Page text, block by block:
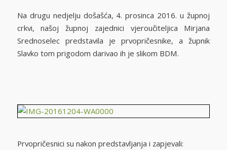
Na drugu nedjelju došašća, 4. prosinca 2016. u župnoj
crkvi, našoj župnoj zajednici vjeroučiteljica Mirjana
Srednoselec predstavila je prvopričesnike, a župnik
Slavko tom prigodom darivao ih je slikom BDM.
Prvopričesnici su nakon predstavljanja i zapjevali: